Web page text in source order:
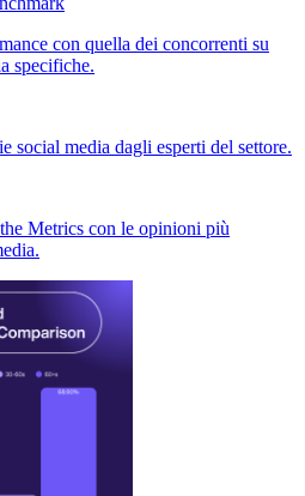
con quella dei concorrenti su
specifiche.
social media dagli esperti del settore.
Metrics con le opinioni più